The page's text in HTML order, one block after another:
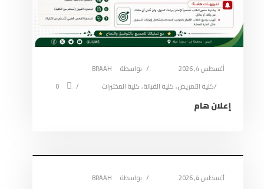
أغسطس 4, 2026 بواسطة
BRAAH
كلية التمريض, كلية القبالة, كلية المختبرات 0
إعلان هام
أغسطس 4, 2026 بواسطة
BRAAH